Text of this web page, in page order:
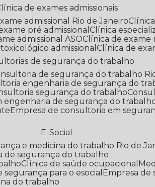
Clínica de exames admissionais
admissional Rio de Janeiro
exame pré admissional
Clínica
admissional ASO
Clínica de
toxicológico admissional
Clínica de
de segurança do trabalho
de segurança do trabalho
engenharia de segurança do
segurança do trabalho
engenharia de segurança do
Empresa de consultoria em
E-Social
e medicina do trabalho Rio de
de segurança do trabalho
Clínica de saúde ocupacional
segurança para o esocial
Empresa
do trabalho